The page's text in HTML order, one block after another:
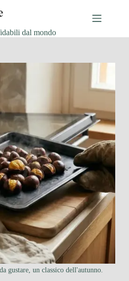
dal mondo
gustare, un classico dell'autunno.